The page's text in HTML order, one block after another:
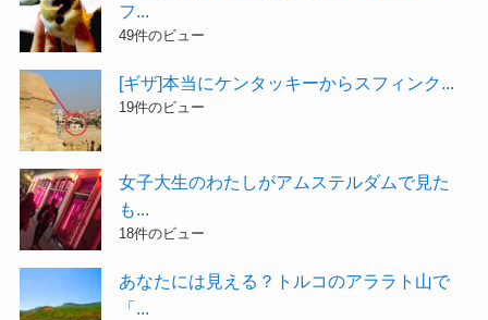
フ...
49件のビュー
[ギザ]本当にケンタッキーからスフィンク...
19件のビュー
女子大生のわたしがアムステルダムで見た
も...
18件のビュー
あなたには見える？トルコのアララト山で
「...